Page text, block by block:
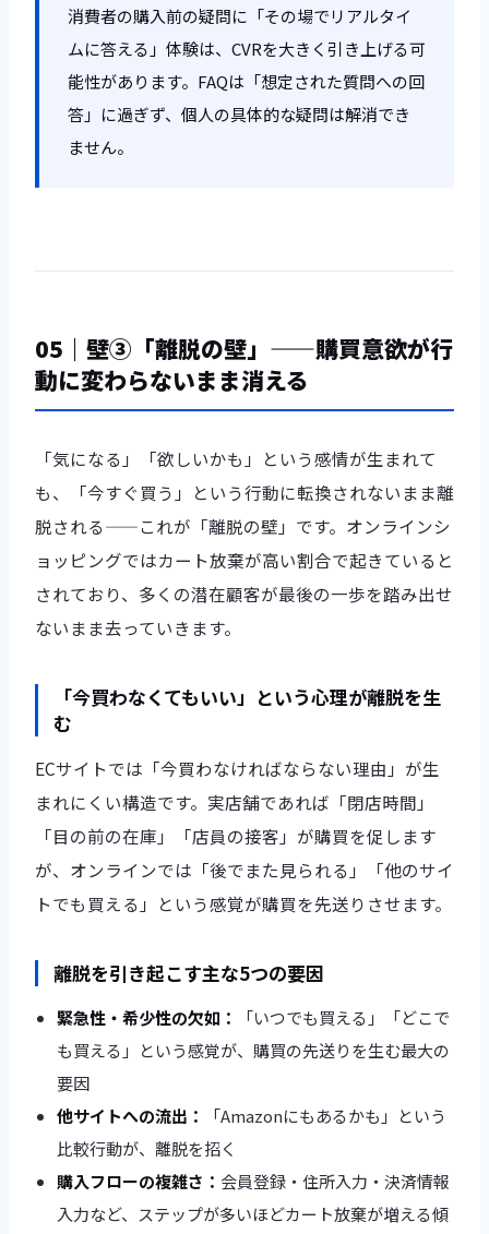
消費者の購入前の疑問に「その場でリアルタイ
ムに答える」体験は、CVRを大きく引き上げる可
能性があります。FAQは「想定された質問への回
答」に過ぎず、個人の具体的な疑問は解消でき
ません。
05｜壁③「離脱の壁」——購買意欲が行
動に変わらないまま消える
「気になる」「欲しいかも」という感情が生まれて
も、「今すぐ買う」という行動に転換されないまま離
脱される——これが「離脱の壁」です。オンラインシ
ョッピングではカート放棄が高い割合で起きていると
されており、多くの潜在顧客が最後の一歩を踏み出せ
ないまま去っていきます。
「今買わなくてもいい」という心理が離脱を生
む
ECサイトでは「今買わなければならない理由」が生
まれにくい構造です。実店舗であれば「閉店時間」
「目の前の在庫」「店員の接客」が購買を促します
が、オンラインでは「後でまた見られる」「他のサイ
トでも買える」という感覚が購買を先送りさせます。
離脱を引き起こす主な5つの要因
緊急性・希少性の欠如：
「いつでも買える」「どこで
も買える」という感覚が、購買の先送りを生む最大の
要因
他サイトへの流出：
「Amazonにもあるかも」という
比較行動が、離脱を招く
購入フローの複雑さ： 会員登録・住所入力・決済情報
入力など、ステップが多いほどカート放棄が増える傾